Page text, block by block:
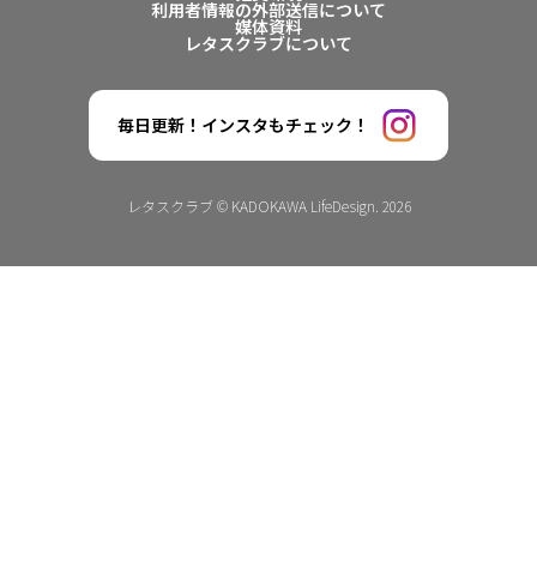
利用者情報の外部送信について
媒体資料
レタスクラブについて
毎日更新！インスタもチェック！
レタスクラブ © KADOKAWA LifeDesign. 2026